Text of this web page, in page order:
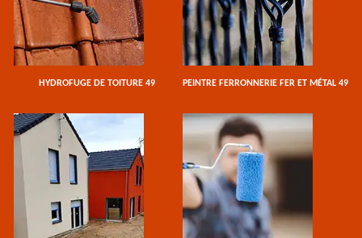
HYDROFUGE DE TOITURE 49 PEINTRE FERRONNERIE FER ET MÉTAL 49